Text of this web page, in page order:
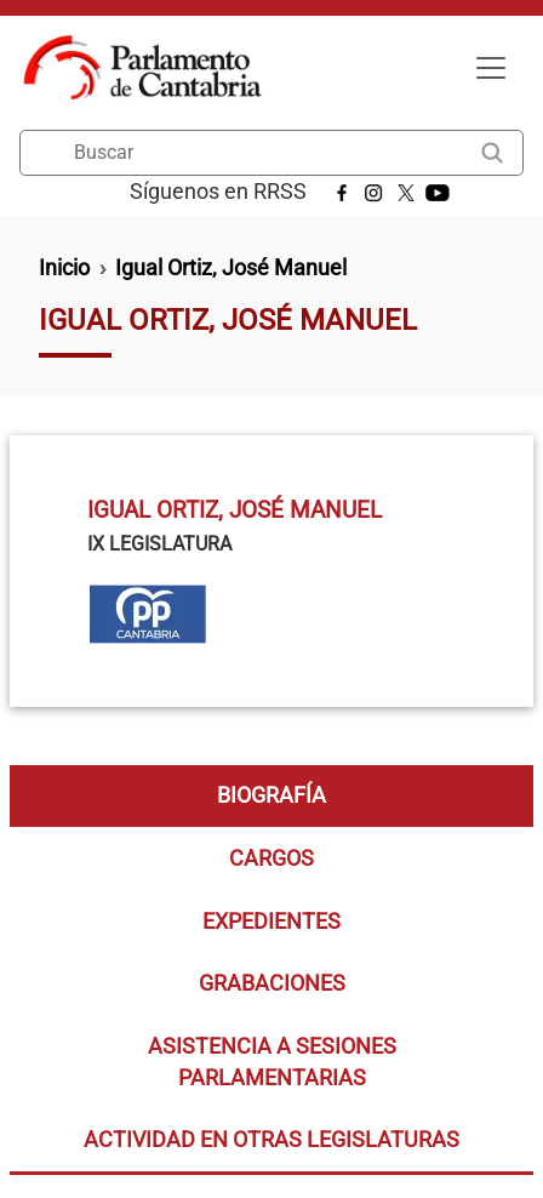
Pasar al contenido principal
Síguenos en RRSS
Ruta de navegación
Inicio Igual Ortiz, José Manuel
IGUAL ORTIZ, JOSÉ MANUEL
IGUAL ORTIZ, JOSÉ MANUEL
IX LEGISLATURA
BIOGRAFÍA
CARGOS
EXPEDIENTES
GRABACIONES
ASISTENCIA A SESIONES
PARLAMENTARIAS
ACTIVIDAD EN OTRAS LEGISLATURAS